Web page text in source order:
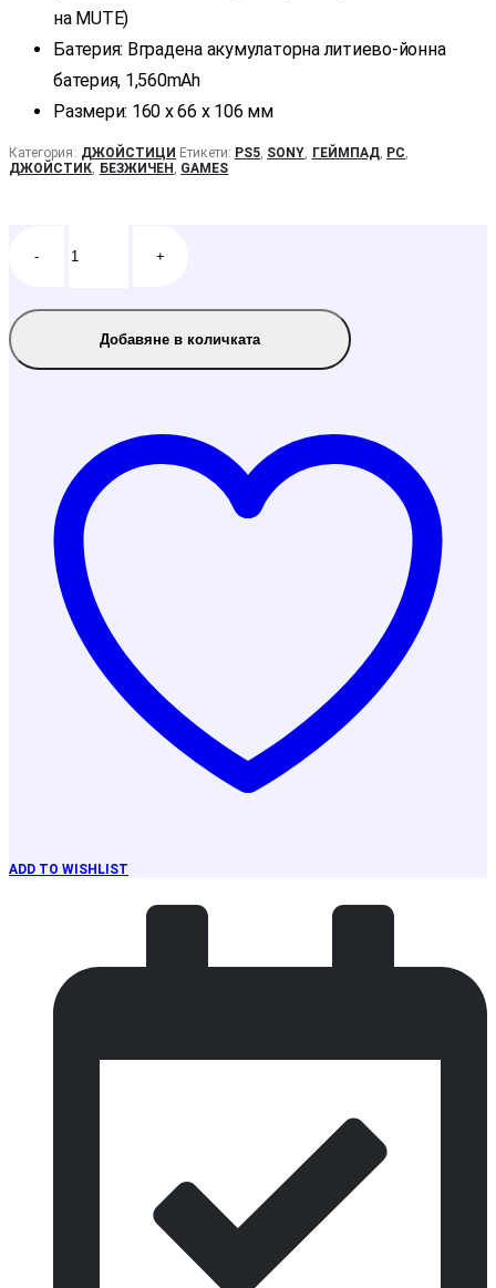
на MUTE)
Батерия: Вградена акумулаторна литиево-йонна
батерия, 1,560mAh
Размери: 160 x 66 x 106 мм
Категория: ДЖОЙСТИЦИ Етикети: PS5, SONY, ГЕЙМПАД, PC,
ДЖОЙСТИК, БЕЗЖИЧЕН , GAMES
- +
Добавяне в количката
ADD TO WISHLIST